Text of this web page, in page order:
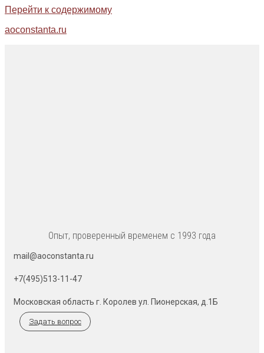
Перейти к содержимому
aoconstanta.ru
Опыт, проверенный временем с 1993 года
mail@aoconstanta.ru
+7(495)513-11-47
Московская область г. Королев ул. Пионерская, д.1Б
Задать вопрос